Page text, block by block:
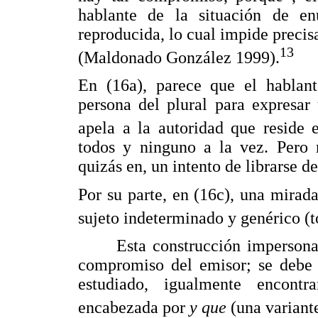
hablante de la situación de
reproducida, lo cual impide
(Maldonado González 1999).13
En (16a), parece que el
persona del plural para
apela a la autoridad que reside
todos y ninguno a la vez. Pero
quizás en, un intento de librarse
Por su parte, en (16c), una
sujeto indeterminado y genérico
Esta construcción
compromiso del emisor; se
estudiado, igualmente
encabezada por y que (una